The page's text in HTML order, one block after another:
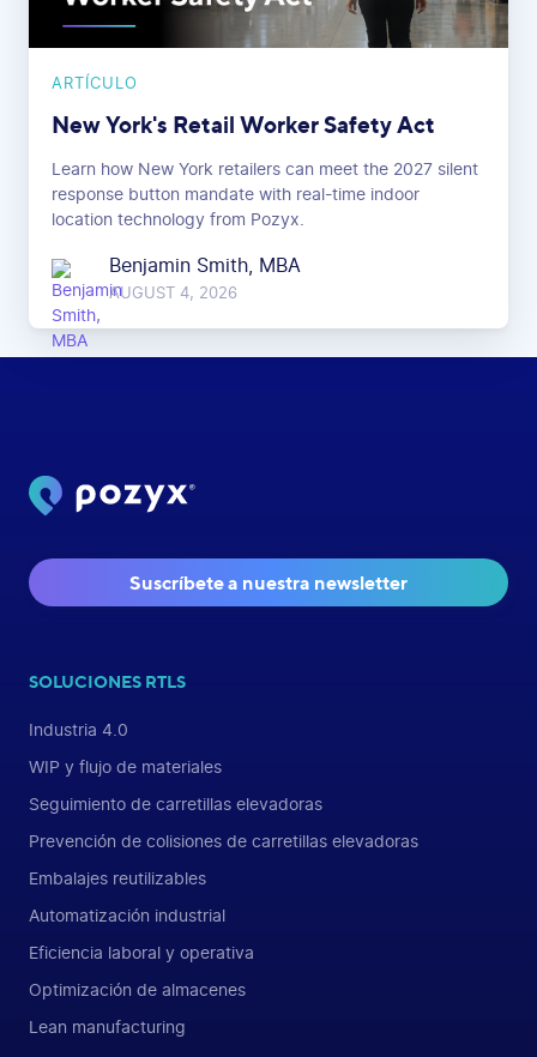
ARTÍCULO
New York's Retail Worker Safety Act
Learn how New York retailers can meet the 2027 silent
response button mandate with real-time indoor
location technology from Pozyx.
Benjamin Smith, MBA
AUGUST 4, 2026
Suscríbete a nuestra newsletter
SOLUCIONES RTLS
Industria 4.0
WIP y flujo de materiales
Seguimiento de carretillas elevadoras
Prevención de colisiones de carretillas elevadoras
Embalajes reutilizables
Automatización industrial
Eficiencia laboral y operativa
Optimización de almacenes
Lean manufacturing